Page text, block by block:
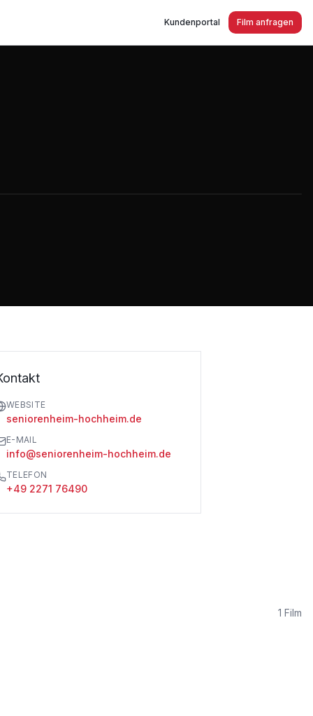
Kundenportal Film anfragen
WEBSITE
seniorenheim-hochheim.de
E-MAIL
info@seniorenheim-hochheim.de
TELEFON
+49 2271 76490
1 Film